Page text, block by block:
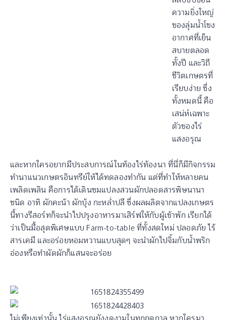
ความยิ่งใหญ่
ของลุ่มน้ำโขง
อากาศที่เย็น
สบายตลอด
ทั้งปี และวิถี
ชีวิตเกษตรที่
เรียบง่าย ซึ่ง
ทั้งหมดนี้ คือ
เสน่ห์เฉพาะ
ตัวของไร่
แสงอรุณ
และหากใครอยากมีประสบการณ์ในท้องไร่ท้องนา ที่นี่ก็มีกิจกรรม
ทำนาแนวเกษตรอินทรีย์ให้ได้ทดลองทำกัน แต่ที่ทำให้หลายคน
เพลิดเพลิน คือการได้เดินชมแปลงสวนผักปลอดสารพิษนานา
ชนิด อาทิ ผักคะน้า ผักบุ้ง กะหล่ำปลี ซึ่งผลผลิตจากแปลงเกษตร
นี้ทางรีสอร์ทก็จะนำไปปรุงอาหารมาเสิร์ฟให้กับผู้เข้าพัก เรียกได้
ว่าเป็นมื้อสุดพิเศษแบบ Farm-to-table ที่ทั้งสดใหม่ ปลอดภัย ไร้
สารเคมี และอร่อยหอมหวานแบบสุดๆ จะนำผักไปจิ้มกับน้ำพริก
อ่องหรือทำผัดผักก็แสนจะอร่อย